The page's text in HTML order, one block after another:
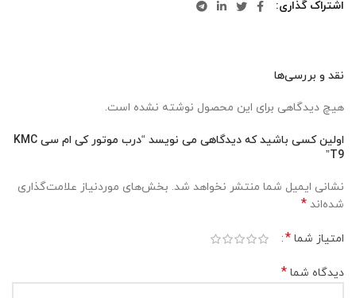
اشتراک گذاری
نقد و بررسی‌ها
هیچ دیدگاهی برای این محصول نوشته نشده است.
اولین کسی باشید که دیدگاهی می نویسد “درب موتور کی ام سی KMC
T9”
نشانی ایمیل شما منتشر نخواهد شد. بخش‌های موردنیاز علامت‌گذاری
شده‌اند *
امتیاز شما *
دیدگاه شما *